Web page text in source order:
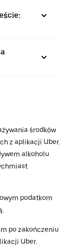
środków
z aplikacji Uber.
alkoholu
podatkom
po zakończeniu
Uber.